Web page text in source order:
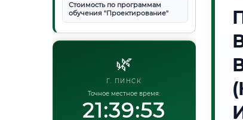
Стоимость по программам
обучения "Проектирование"
🌿
Г. ПИНСК
Точное местное время:
21:39:54